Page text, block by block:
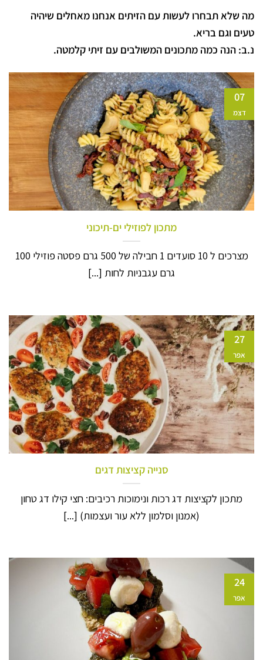
מה שלא תבחרו לעשות עם הזיתים אנחנו מאחלים שיהיה
טעים וגם בריא.
נ.ב: הנה כמה מתכונים המשולבים עם זיתי קלמטה.
מתכון לפוזילי ים-תיכוני
מצרכים ל 10 סועדים 1 חבילה של 500 גרם פסטה פוזילי 100
גרם עגבניות לחות [...]
07
דצמ
סנייה קציצות דגים
מתכון לקציצות דג רכות ונימוכות רכיבים: חצי קילו דג טחון
(אמנון וסלמון ללא עור ועצמות) [...]
27
אפר
24
אפר